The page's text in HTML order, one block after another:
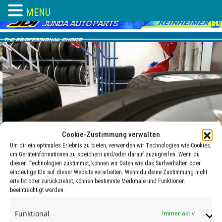
Cookie-Zustimmung verwalten
Um dir ein optimales Erlebnis zu bieten, verwenden wir Technologien wie Cookies,
um Geräteinformationen zu speichern und/oder darauf zuzugreifen. Wenn du
diesen Technologien zustimmst, können wir Daten wie das Surfverhalten oder
eindeutige IDs auf dieser Website verarbeiten. Wenn du deine Zustimmung nicht
erteilst oder zurückziehst, können bestimmte Merkmale und Funktionen
beeinträchtigt werden.
Funktional Immer aktiv
Skip
to
content
RDKS-TPMS
adocom_Webservice
MENU